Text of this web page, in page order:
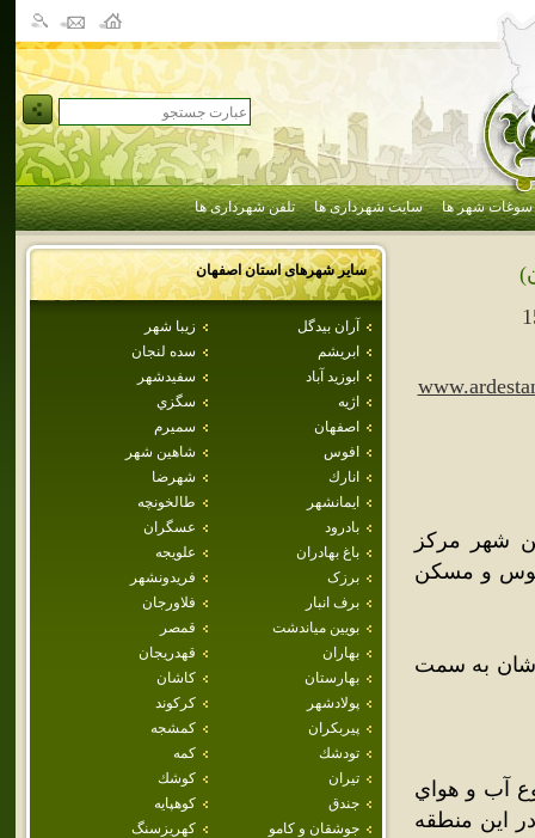
سوغات شهر ها سایت شهرداری ها تلفن شهرداری ها
سایر شهرهای استاناصفهان
آران بيدگل
زيبا شهر
ابريشم
سده لنجان
ابوزيد آباد
سفيدشهر
اژيه
سگزي
اصفهان
سميرم
افوس
شاهين شهر
انارك
شهرضا
ايمانشهر
طالخونچه
بادرود
عسگران
باغ بهادران
علويجه
برزک
فريدونشهر
برف انبار
فلاورجان
بويين مياندشت
قمصر
بهاران
قهدريجان
بهارستان
كاشان
پولادشهر
كركوند
پيربكران
كمشجه
تودشك
كمه
تيران
كوشك
جندق
كوهپايه
جوشقان و كامو
كهريزسنگ
شهر مرکز
و مسکن
کاشان به سمت
آب و هواي
اين منطقه